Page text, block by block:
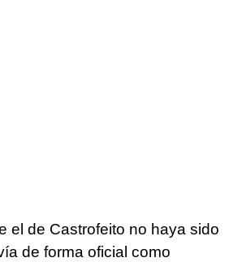
el de Castrofeito no haya sido
de forma oficial como